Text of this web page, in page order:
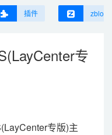
插件 zblog
专
(LayCenter专版)主